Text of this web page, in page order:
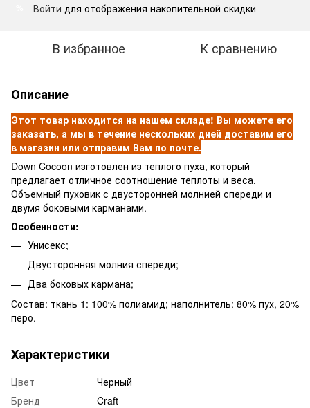
Войти для отображения накопительной скидки
В избранное К сравнению
Описание
Этот товар находится на нашем складе! Вы можете его
заказать, а мы в течение нескольких дней доставим его
в магазин или отправим Вам по почте.
Down Cocoon изготовлен из теплого пуха, который
предлагает отличное соотношение теплоты и веса.
Объемный пуховик с двусторонней молнией спереди и
двумя боковыми карманами.
Особенности:
Унисекс;
Двусторонняя молния спереди;
Два боковых кармана;
Состав: ткань 1: 100% полиамид; наполнитель: 80% пух, 20%
перо.
Характеристики
Цвет
Черный
Бренд
Craft